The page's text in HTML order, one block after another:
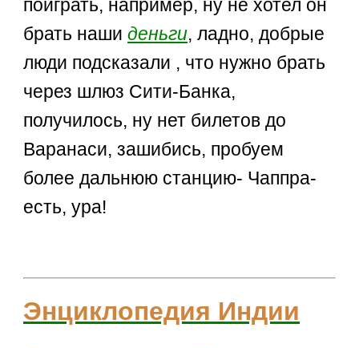
поиграть, например, ну не хотел он
брать нашиденьги, ладно, добрые
люди подсказали , что нужно брать
через шлюз Сити-Банка,
получилось, ну нет билетов до
Варанаси, зашибись, пробуем
более дальнюю станцию- Чаппра-
есть, ура!
Энциклопедия Индии